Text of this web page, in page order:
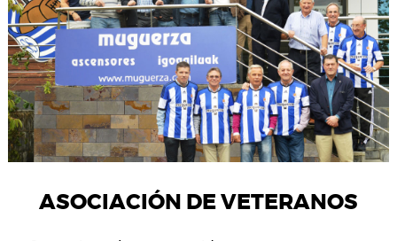
ASOCIACIÓN DE VETERANOS